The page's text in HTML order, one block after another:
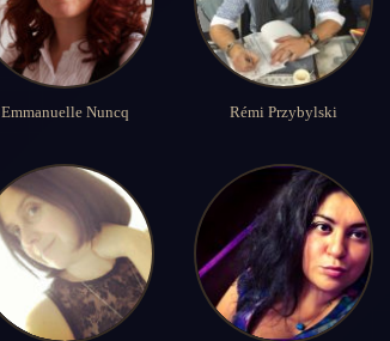
Emmanuelle Nuncq Rémi Przybylski